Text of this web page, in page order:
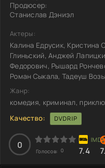
Продюсер:
Станислав Дэниэл
Актеры:
Калина Едрусик, Кристина
Глиньский, Анджей
Федорович, Рышард
Роман Сыкала, Тадеуш
Жанр:
комедия, криминал,
Качество:
DVDRIP
0
Голосов: 0 7.4